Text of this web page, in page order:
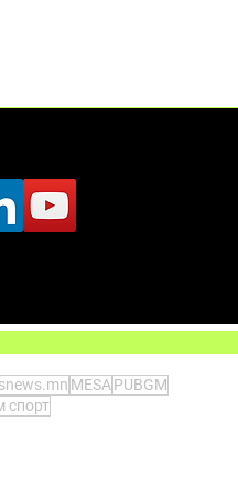
MOBILE Global
2023
MESAPUBGM
спорт